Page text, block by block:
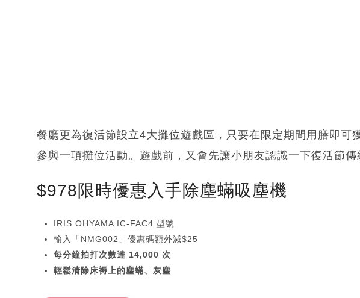
餐廳更為復活節設立4大攤位遊戲區，只要在限定期間用膳即可
參與一項攤位活動。遊戲前，又會先讓小朋友認識一下復活節傳
$978限時優惠入手除塵蟎吸塵機
IRIS OHYAMA IC-FAC4 型號
輸入「NMG002」優惠碼額外減$25
每分鐘拍打次數達 14,000 次
輕鬆清除床褥上的塵蟎、灰塵